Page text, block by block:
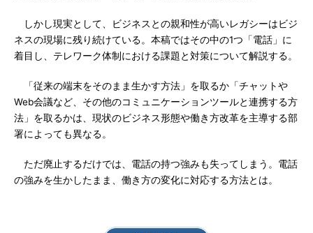
しかし現実として、ビジネスとの親和性が高いレガシーはビジ
ネスの現場に残り続けている。本稿ではその中の1つ「電話」に
着目し、テレワーク体制における課題と対策について解説する。
「従来の端末をそのまま生かす方法」を取るか「チャットや
Web会議など、その他のコミュニケーションツールと連携する方
法」を取るかは、現状のビジネス形態や働き方改革を主導する部
署によっても異なる。
ただ廃止するだけでは、電話の持つ強みも失ってしまう。電話
の強みを生かしたまま、働き方の変化に対応する方法とは。